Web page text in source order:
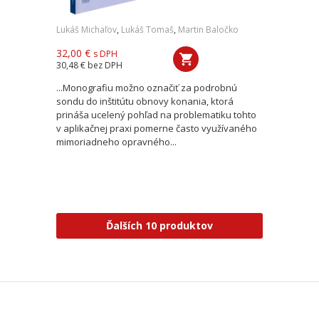
Lukáš Michaľov, Lukáš Tomaš, Martin Baločko
32,00 € s DPH
30,48 € bez DPH
...Monografiu možno označiť za podrobnú
sondu do inštitútu obnovy konania, ktorá
prináša ucelený pohľad na problematiku tohto
v aplikačnej praxi pomerne často využívaného
mimoriadneho opravného...
Ďalších 10 produktov